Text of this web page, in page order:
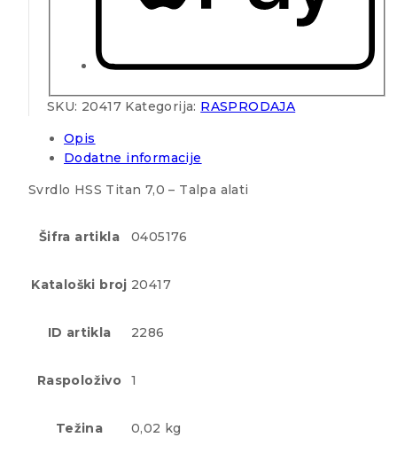
SKU: 20417 Kategorija: RASPRODAJA
Opis
Dodatne informacije
Svrdlo HSS Titan 7,0 – Talpa alati
Šifra artikla 0405176
Kataloški broj 20417
ID artikla 2286
Raspoloživo 1
Težina 0,02 kg